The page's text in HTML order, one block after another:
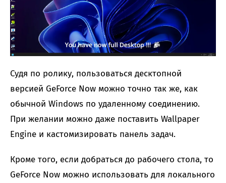
Судя по ролику, пользоваться десктопной
версией GeForce Now можно точно так же, как
обычной Windows по удаленному соединению.
При желании можно даже поставить Wallpaper
Engine и кастомизировать панель задач.
Кроме того, если добраться до рабочего стола, то
GeForce Now можно использовать для локального